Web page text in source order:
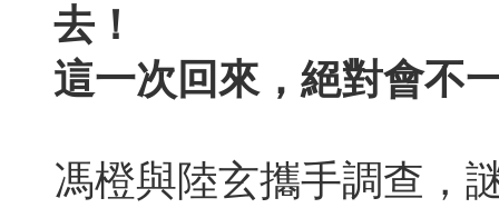
去！
這一次回來，絕對會不
馮橙與陸玄攜手調查，